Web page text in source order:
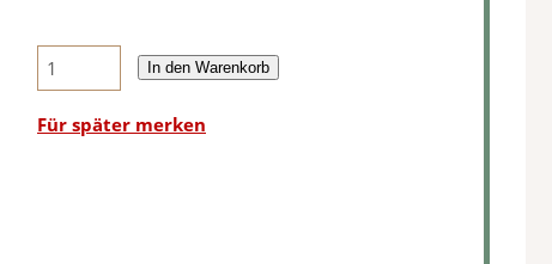
In den Warenkorb
Für später merken